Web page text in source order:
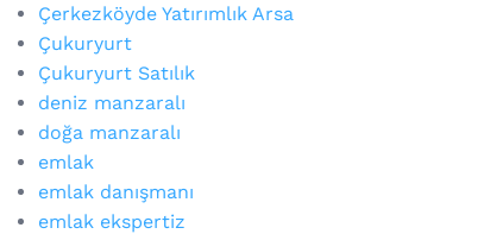
Çerkezköyde Yatırımlık Arsa
Çukuryurt
Çukuryurt Satılık
deniz manzaralı
doğa manzaralı
emlak
emlak danışmanı
emlak ekspertiz